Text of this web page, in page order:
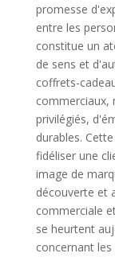
promesse
entre les
constitue un
de sens et
coffrets-
commerciaux,
privilégiés,
durables.
fidéliser une
image de
découverte et
commerciale
se heurtent
concernant